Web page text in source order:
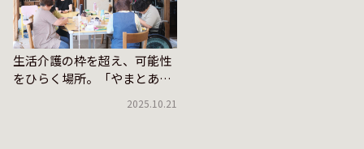
生活介護の枠を超え、可能性
をひらく場所。「やまとあ
2025.10.21